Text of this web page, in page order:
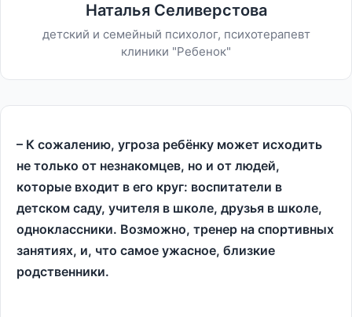
Наталья Селиверстова
детский и семейный психолог, психотерапевт
клиники "Ребенок"
– К сожалению, угроза ребёнку может исходить
не только от незнакомцев, но и от людей,
которые входит в его круг: воспитатели в
детском саду, учителя в школе, друзья в школе,
одноклассники. Возможно, тренер на спортивных
занятиях, и, что самое ужасное, близкие
родственники.